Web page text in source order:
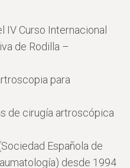
Curso Internacional
de Rodilla –
para
de cirugía artroscópica
Española de
desde 1994